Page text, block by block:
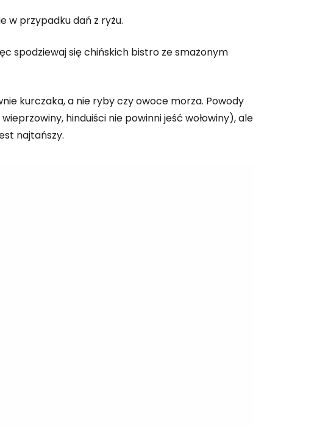
w przypadku dań z ryżu.
spodziewaj się chińskich bistro ze smażonym
kurczaka, a nie ryby czy owoce morza. Powody
hinduiści nie powinni jeść wołowiny), ale
najtańszy.